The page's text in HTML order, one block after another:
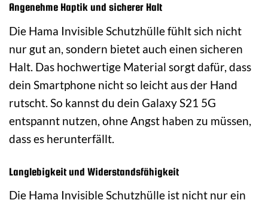
Angenehme Haptik und sicherer Halt
Die Hama Invisible Schutzhülle fühlt sich nicht
nur gut an, sondern bietet auch einen sicheren
Halt. Das hochwertige Material sorgt dafür, dass
dein Smartphone nicht so leicht aus der Hand
rutscht. So kannst du dein Galaxy S21 5G
entspannt nutzen, ohne Angst haben zu müssen,
dass es herunterfällt.
Langlebigkeit und Widerstandsfähigkeit
Die Hama Invisible Schutzhülle ist nicht nur ein